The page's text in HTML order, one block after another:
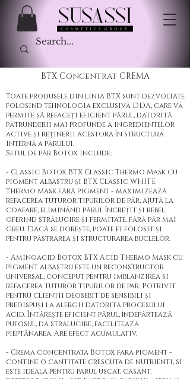
BTX Concentrat CREMA
Toate produsele din linia BTX sunt dezvoltate
folosind tehnologia exclusivă DDA, care vă
permite să refaceți eficient părul, datorită
pătrunderii mai profunde a ingredientelor
active și reținerii acestora în structura
internă a părului.
Setul de păr Botox include:
- Classic Botox BTX Classic Thermo Mask cu
pigment albastru și BTX Classic WHITE
Thermo Mask fără pigment - maximizează
refacerea tuturor tipurilor de păr, ajută la
coafare, eliminând părul încrețit și rebel,
oferind strălucire și fermitate, fără păr mai
greu. Dacă se dorește, poate fi folosit și
pentru păstrarea și structurarea buclelor.
- Aminoacid Botox BTX Acid Thermo Mask cu
pigment albastru este un reconstructor
universal, conceput pentru imblanzirea si
refacerea tuturor tipurilor de par. Potrivit
pentru clienții deosebit de sensibili și
predispuși la alergii datorită procesului
acid. Întărește eficient părul, îndepărtează
pufosul, dă strălucire, facilitează
pieptănarea. Are efect acumulativ.
- Crema concentrata Botox fara pigment -
contine o cantitate crescuta de nutrienti, si
este ideala pentru parul uscat, casant,